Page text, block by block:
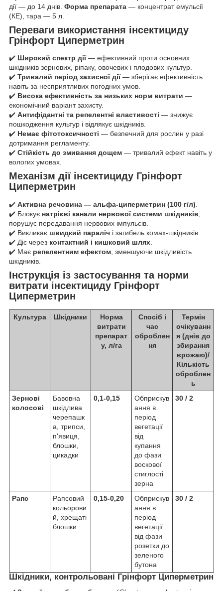
дії — до 14 днів. Форма препарата — концентрат емульсії
(КЕ), тара — 5 л.
Переваги використання інсектициду
Грінфорт Циперметрин
✔️ Широкий спектр дії— ефективний проти основних
шкідників зернових, ріпаку, овочевих і плодових культур.
✔️ Тривалий період захисної дії— зберігає ефективність
навіть за несприятливих погодних умов.
✔️ Висока ефективність за низьких норм витрати —
економічний варіант захисту.
✔️ Антифідантні та репелентні властивості — знижує
пошкодження культур і відлякує шкідників.
✔️ Немає фітотоксичності — безпечний для рослин у разі
дотримання регламенту.
✔️ Стійкість до змивання дощем — тривалий ефект навіть у
вологих умовах.
Механізм дії інсектициду Грінфорт
Циперметрин
✔️ Активна речовина — альфа-циперметрин (100 г/л)
✔️ Блокує натрієві канали нервової системи шкідників
порушує передавання нервових імпульсів.
✔️ Викликає швидкий параліч і загибель комах-шкідників.
✔️ Діє через контактний і кишковий шлях
✔️ Має репелентним ефектом , зменшуючи шкідливість
шкідників.
Інструкція із застосування та норми
витрати інсектициду Грінфорт
Циперметрин
Культура Шкідники
Норма
витрати
препарат
у, л/га
Спосіб і
час
оброблен
ня
Термін
очікуванн
я (днів до
збирання
врожаю)/
Кількість
оброблен
ь
Зернові
колосові
Бавовна
шкідлива
черепашк
а, трипси,
п'явиця,
блошки,
цикадки
0,1-0,15
Обприскув
ання в
період
вегетації
від
купання
до фази
воскової
стиглості
зерна
30 / 2
Рапс
Рапсовий
кольорови
й, хрещаті
блошки
0,15-0,20
Обприскув
ання в
період
вегетації
від фази
розетки до
зеленого
бутона
30 / 2
Шкідники, контрольовані Грінфорт Циперметрин